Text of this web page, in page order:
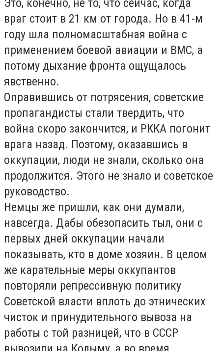
Это, конечно, не то, что сейчас, когда
враг стоит в 21 км от города. Но в 41-м
году шла полномасштабная война с
применением боевой авиации и ВМС, а
потому дыхание фронта ощущалось
явственно.
Оправившись от потрясения, советские
пропагандисты стали твердить, что
война скоро закончится, и РККА погонит
врага назад. Поэтому, оказавшись в
оккупации, люди не знали, сколько она
продолжится. Этого не знало и советское
руководство.
Немцы же пришли, как они думали,
навсегда. Дабы обезопасить тыл, они с
первых дней оккупации начали
показывать, кто в доме хозяин. В целом
же карательные меры оккупантов
повторяли репрессивную политику
Советской власти вплоть до этнических
чисток и принудительного вывоза на
работы с той разницей, что в СССР